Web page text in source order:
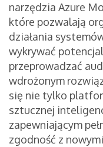
narzędzia Azure
które pozwalają
działania
wykrywać
przeprowadzać
wdrożonym
się nie tylko
sztucznej
zapewniającym
zgodność z